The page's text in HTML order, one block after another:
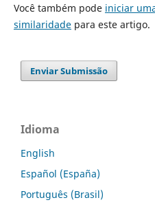
Você também pode iniciar
similaridadepara este artigo.
Enviar Submissão
Idioma
English
Español (España)
Português (Brasil)